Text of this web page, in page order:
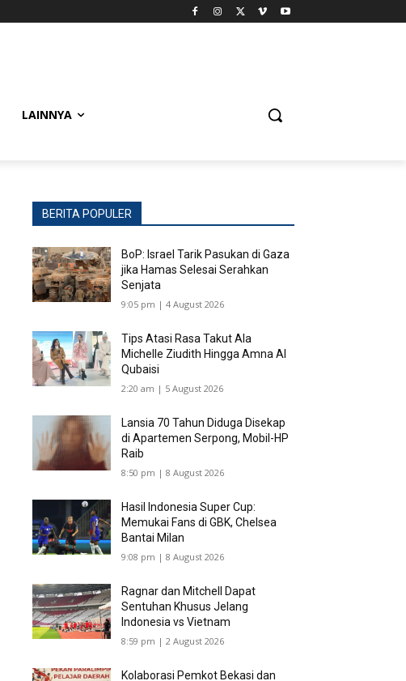
LAINNYA
BERITA POPULER
BoP: Israel Tarik Pasukan di Gaza
jika Hamas Selesai Serahkan
Senjata
9:05 pm | 4 August 2026
Tips Atasi Rasa Takut Ala
Michelle Ziudith Hingga Amna Al
Qubaisi
2:20 am | 5 August 2026
Lansia 70 Tahun Diduga Disekap
di Apartemen Serpong, Mobil-HP
Raib
8:50 pm | 8 August 2026
Hasil Indonesia Super Cup:
Memukai Fans di GBK, Chelsea
Bantai Milan
9:08 pm | 8 August 2026
Ragnar dan Mitchell Dapat
Sentuhan Khusus Jelang
Indonesia vs Vietnam
8:59 pm | 2 August 2026
Kolaborasi Pemkot Bekasi dan